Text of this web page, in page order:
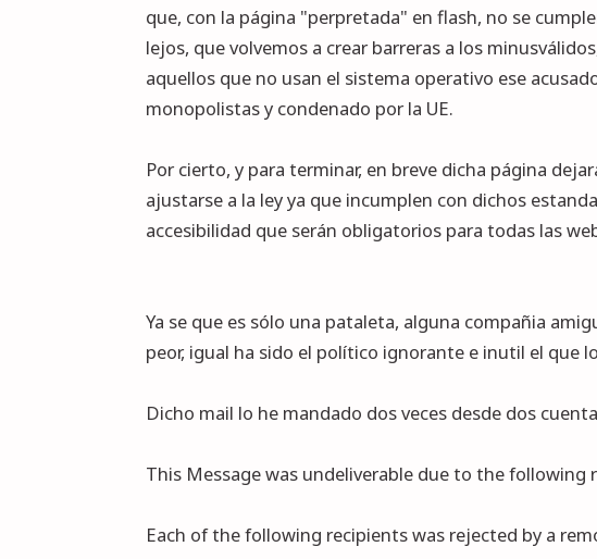
que, con la página "perpretada" en flash, no se
lejos, que volvemos a crear barreras a los
aquellos que no usan el sistema operativo ese
monopolistas y condenado por la UE.
Por cierto, y para terminar, en breve dicha página
ajustarse a la ley ya que incumplen con dichos
accesibilidad que serán obligatorios para todas las
Ya se que es sólo una pataleta, alguna compañia
peor, igual ha sido el político ignorante e inutil el que
Dicho mail lo he mandado dos veces desde dos
This Message was undeliverable due to the following
Each of the following recipients was rejected by a